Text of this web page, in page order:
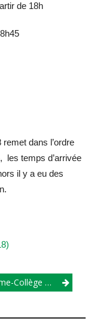
de 18h
dans l’ordre
les temps d’arrivée
il y a eu des
Cléon-D’Andran – Classe 5ème 2